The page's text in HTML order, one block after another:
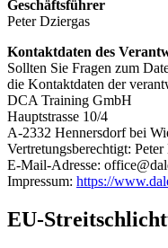
Geschäftsführer
Peter Dziergas
Kontaktdaten des
Sollten Sie Fragen zum
die Kontaktdaten der
DCA Training GmbH
Hauptstrasse 10/4
A-2332 Hennersdorf bei
Vertretungsberechtigt: Peter
E-Mail-Adresse:
Impressum: https://
EU-